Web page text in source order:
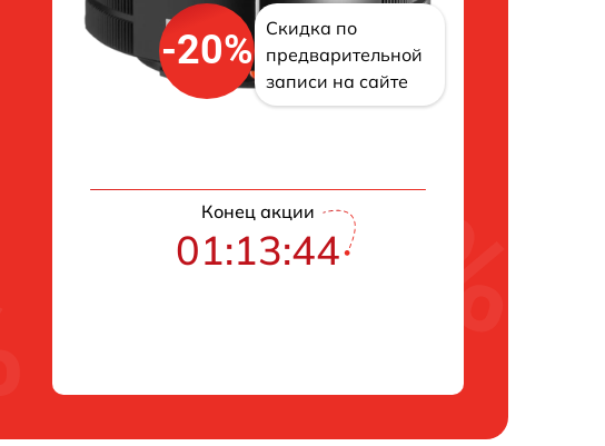
-20%
Скидка по
предварительной
записи на сайте
Конец акции
01:13:43